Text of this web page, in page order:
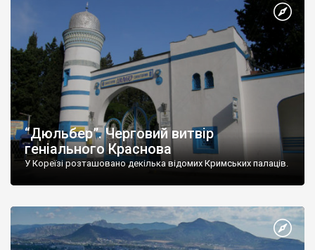
“Дюльбер”. Черговий витвір
геніального Краснова
У Кореїзі розташовано декілька відомих Кримських палаців.